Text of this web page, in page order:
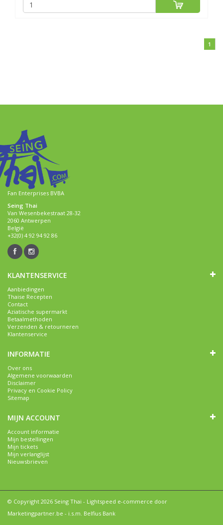
1
Fan Enterprises BVBA
Seing Thai
Van Wesenbekestraat 28-32
2060 Antwerpen
België
+32(0) 4 92 94 92 86
KLANTENSERVICE
Aanbiedingen
Thaise Recepten
Contact
Aziatische supermarkt
Betaalmethoden
Verzenden & retourneren
Klantenservice
INFORMATIE
Over ons
Algemene voorwaarden
Disclaimer
Privacy en Cookie Policy
Sitemap
MIJN ACCOUNT
Account informatie
Mijn bestellingen
Mijn tickets
Mijn verlanglijst
Nieuwsbrieven
© Copyright 2026 Seing Thai - Lightspeed e-commerce door
Marketingpartner.be - i.s.m. Belfius Bank